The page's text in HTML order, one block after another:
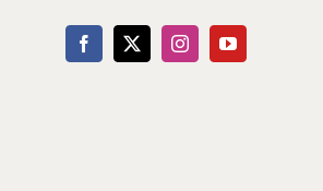
Facebook
X InstagramYouTube